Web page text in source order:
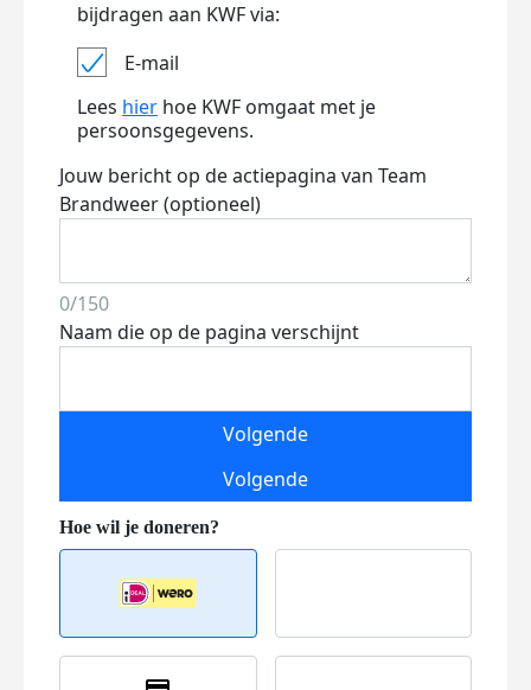
bijdragen aan KWF via:
E-mail
Lees hier hoe KWF omgaat met je
persoonsgegevens.
Jouw bericht op de actiepagina van Team
Brandweer (optioneel)
0/150
Naam die op de pagina verschijnt
Volgende
Volgende